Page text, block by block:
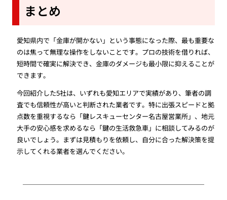
まとめ
愛知県内で「金庫が開かない」という事態になった際、最も重要な
のは焦って無理な操作をしないことです。プロの技術を借りれば、
短時間で確実に解決でき、金庫のダメージも最小限に抑えることが
できます。
今回紹介した5社は、いずれも愛知エリアで実績があり、筆者の調
査でも信頼性が高いと判断された業者です。特に出張スピードと拠
点数を重視するなら「鍵レスキューセンター名古屋営業所」、地元
大手の安心感を求めるなら「鍵の生活救急車」に相談してみるのが
良いでしょう。まずは見積もりを依頼し、自分に合った解決策を提
示してくれる業者を選んでください。